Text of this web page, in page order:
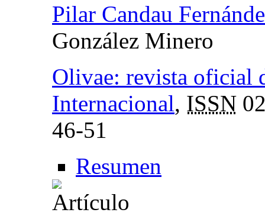
Pilar Candau
González Minero
Olivae: revista oficial
Internacional, ISSN
46-51
Resumen